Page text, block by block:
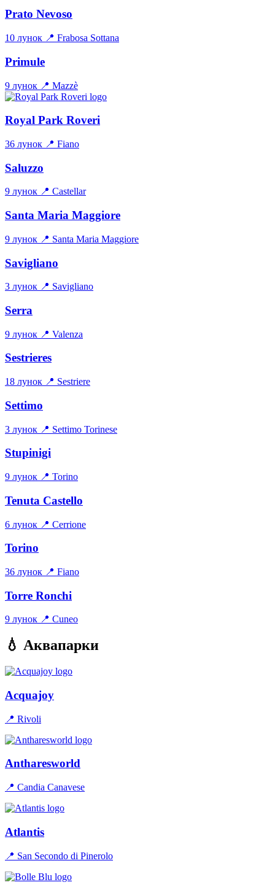
Prato Nevoso
10 лунок 📍 Frabosa Sottana
Primule
9 лунок 📍 Mazzè
Royal Park Roveri
36 лунок 📍 Fiano
Saluzzo
9 лунок 📍 Castellar
Santa Maria Maggiore
9 лунок 📍 Santa Maria Maggiore
Savigliano
3 лунок 📍 Savigliano
Serra
9 лунок 📍 Valenza
Sestrieres
18 лунок 📍 Sestriere
Settimo
3 лунок 📍 Settimo Torinese
Stupinigi
9 лунок 📍 Torino
Tenuta Castello
6 лунок 📍 Cerrione
Torino
36 лунок 📍 Fiano
Torre Ronchi
9 лунок 📍 Cuneo
💧 Аквапарки
Acquajoy
📍 Rivoli
Antharesworld
📍 Candia Canavese
Atlantis
📍 San Secondo di Pinerolo